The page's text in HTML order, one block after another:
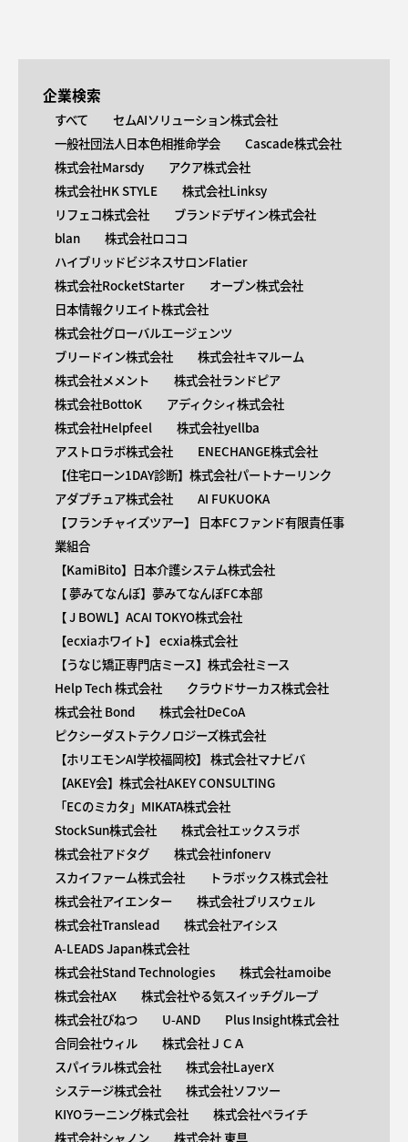
企業検索
すべて
セムAIソリューション株式会社
一般社団法人日本色相推命学会
Cascade株式会社
株式会社Marsdy
アクア株式会社
株式会社HK STYLE
株式会社Linksy
リフェコ株式会社
ブランドデザイン株式会社
blan
株式会社ロココ
ハイブリッドビジネスサロンFlatier
株式会社RocketStarter
オープン株式会社
日本情報クリエイト株式会社
株式会社グローバルエージェンツ
ブリードイン株式会社
株式会社キマルーム
株式会社メメント
株式会社ランドピア
株式会社BottoK
アディクシィ株式会社
株式会社Helpfeel
株式会社yellba
アストロラボ株式会社
ENECHANGE株式会社
【住宅ローン1DAY診断】株式会社パートナーリンク
アダプチュア株式会社
AI FUKUOKA
【​フランチャイズツアー】 日本FCファンド有限責任事
業組合
【KamiBito​】日本介護システム株式会社
【 ​夢みてなんぼ】夢みてなんぼFC本部
【 ​J BOWL】ACAI TOKYO株式会社
【​ecxiaホワイト】 ecxia株式会社
【​うなじ矯正専門店ミース】株式会社ミース
Help Tech 株式会社
クラウドサーカス株式会社
株式会社 Bond
株式会社DeCoA
ピクシーダストテクノロジーズ株式会社
【ホリエモンAI学校福岡校】 株式会社マナビバ
【AKEY会】株式会社AKEY CONSULTING
「ECのミカタ」MIKATA株式会社
StockSun株式会社
株式会社エックスラボ
株式会社アドタグ
株式会社infonerv
スカイファーム株式会社
トラボックス株式会社
株式会社アイエンター
株式会社ブリスウェル
株式会社Translead
株式会社アイシス
A-LEADS Japan株式会社
株式会社Stand Technologies
株式会社amoibe
株式会社AX
株式会社やる気スイッチグループ
株式会社びねつ
U-AND
Plus Insight株式会社
合同会社ウィル
株式会社ＪＣＡ
スパイラル株式会社
株式会社LayerX
システージ株式会社
株式会社ソフツー
KIYOラーニング株式会社
株式会社ペライチ
株式会社シャノン
株式会社 東具